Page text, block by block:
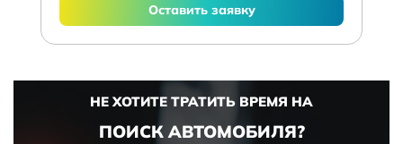
Оставить заявку
НЕ ХОТИТЕ ТРАТИТЬ ВРЕМЯ НА
ПОИСК АВТОМОБИЛЯ?